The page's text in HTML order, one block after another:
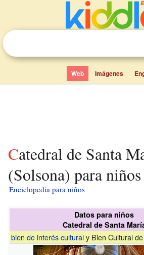
Web Imágenes
Catedral de Santa María
(Solsona) para niños
Enciclopedia para niños
Datos para niños
Catedral de Santa
bien de interés culturaly Bien Cultural